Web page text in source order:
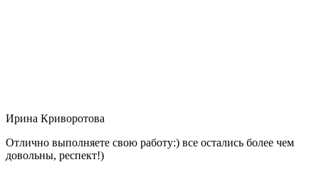
Ирина Криворотова
Отлично выполняете свою работу:) все остались более чем
довольны, респект!)